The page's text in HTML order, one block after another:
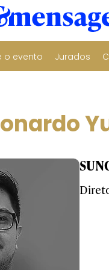
o evento Jurados